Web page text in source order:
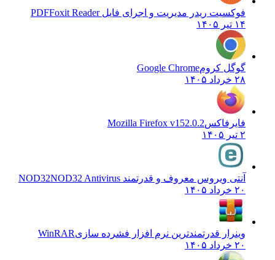
فوکسیت ریدر مدیریت و اجرای فایل PDFFoxit Reader
۱۴ تیر ۱۴۰۵
گوگل کرومGoogle Chrome
۲۸ خرداد ۱۴۰۵
فایرفاکسMozilla Firefox v152.0.2
۲ تیر ۱۴۰۵
آنتی ویروس معروف و قدرتمند NOD32 NOD32 Antivirus
۲۰ خرداد ۱۴۰۵
وینرار قدرتمندترین نرم افزار فشرده سازیWinRAR
۲۰ خرداد ۱۴۰۵